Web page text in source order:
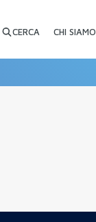
CERCA CHI SIAMO